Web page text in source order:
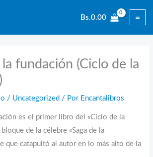
Bs.0.00
la fundación (Ciclo de la
/ Uncategorized / Por Encantalibros
es el primer libro del «Ciclo de la
bloque de la célebre «Saga de la
que catapultó al autor en lo más alto de la